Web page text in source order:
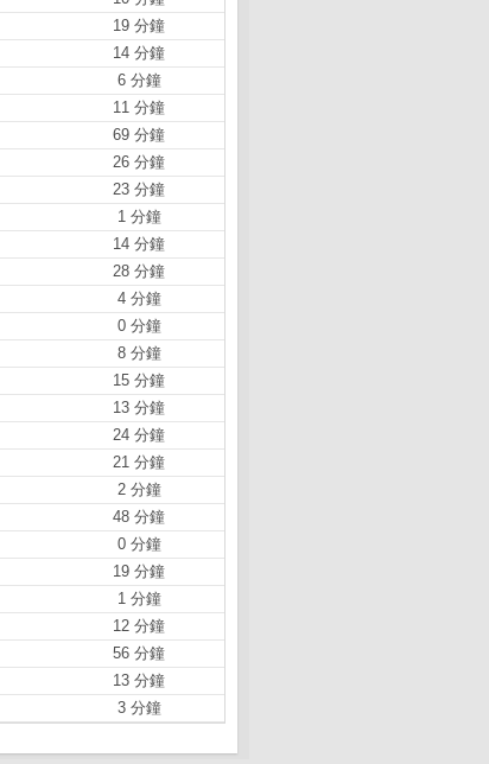
19 分鐘
14 分鐘
6 分鐘
11 分鐘
69 分鐘
26 分鐘
23 分鐘
1 分鐘
14 分鐘
28 分鐘
4 分鐘
0 分鐘
8 分鐘
15 分鐘
13 分鐘
24 分鐘
21 分鐘
2 分鐘
48 分鐘
0 分鐘
19 分鐘
1 分鐘
12 分鐘
56 分鐘
13 分鐘
3 分鐘